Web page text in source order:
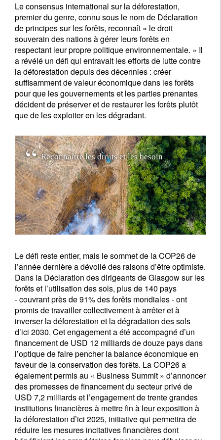
Le consensus international sur la déforestation,
premier du genre, connu sous le nom de Déclaration
de principes sur les forêts, reconnaît « le droit
souverain des nations à gérer leurs forêts en
respectant leur propre politique environnementale. » Il
a révélé un défi qui entravait les efforts de lutte contre
la déforestation depuis des décennies : créer
suffisamment de valeur économique dans les forêts
pour que les gouvernements et les parties prenantes
décident de préserver et de restaurer les forêts plutôt
que de les exploiter en les dégradant.
Reconnaître les droits et les besoins des
populations qui dép
Le défi reste entier, mais le sommet de la COP26 de
l’année dernière a dévoilé des raisons d’être optimiste.
Dans la Déclaration des dirigeants de Glasgow sur les
forêts et l’utilisation des sols, plus de 140 pays
- couvrant près de 91% des forêts mondiales - ont
promis de travailler collectivement à arrêter et à
inverser la déforestation et la dégradation des sols
d’ici 2030. Cet engagement a été accompagné d’un
financement de USD 12 milliards de douze pays dans
l’optique de faire pencher la balance économique en
faveur de la conservation des forêts. La COP26 a
également permis au « Business Summit » d’annoncer
des promesses de financement du secteur privé de
USD 7,2 milliards et l’engagement de trente grandes
institutions financières à mettre fin à leur exposition à
la déforestation d’ici 2025, initiative qui permettra de
réduire les mesures incitatives financières dont
s'inscrire